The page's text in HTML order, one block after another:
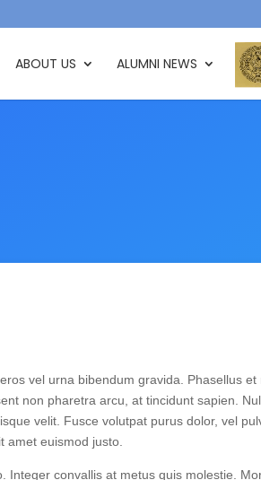
ABOUT US ALUMNI NEWS
vel urna bibendum gravida. Phasellus
non pharetra arcu, at tincidunt sapien.
velit. Fusce volutpat purus dolor, vel
amet euismod justo.
Integer convallis at metus quis molestie.